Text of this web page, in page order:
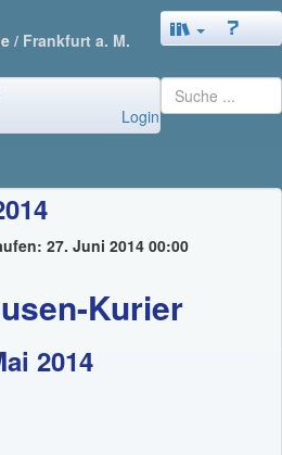
/ Frankfurt a. M.
Login
27. Juni 2014 00:00
Kurier
2014